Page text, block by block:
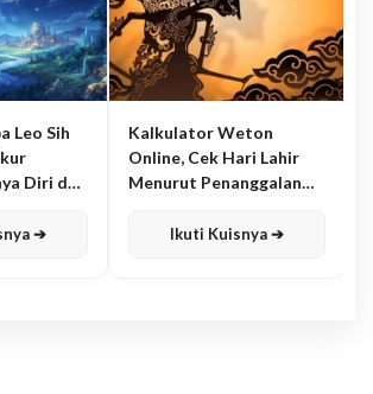
Leo Sih
Diri dan
➔
Kalkulator Weton
Online, Cek Hari Lahir
Menurut Penanggalan
Ikuti Kuisnya ➔